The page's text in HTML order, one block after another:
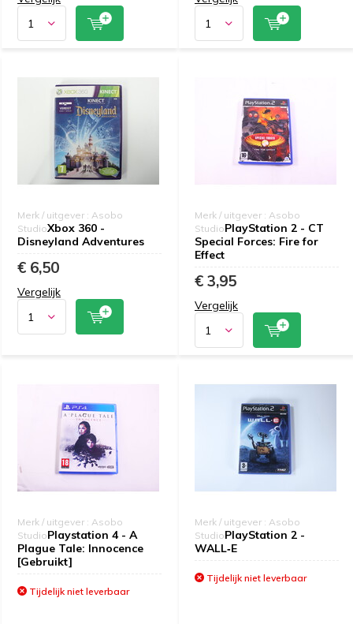
Merk / uitgever : Asobo
StudioXbox 360 -
Disneyland Adventures
€ 6,50
Vergelijk
Merk / uitgever : Asobo
StudioPlayStation 2 - CT
Special Forces: Fire for
Effect
€ 3,95
Vergelijk
Merk / uitgever : Asobo
StudioPlaystation 4 - A
Plague Tale: Innocence
[Gebruikt]
Tijdelijk niet leverbaar
Merk / uitgever : Asobo
StudioPlayStation 2 -
WALL‑E
Tijdelijk niet leverbaar